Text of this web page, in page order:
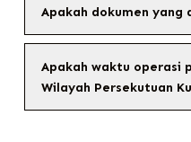
Apakah dokumen yang
Apakah waktu operasi
Wilayah Persekutuan